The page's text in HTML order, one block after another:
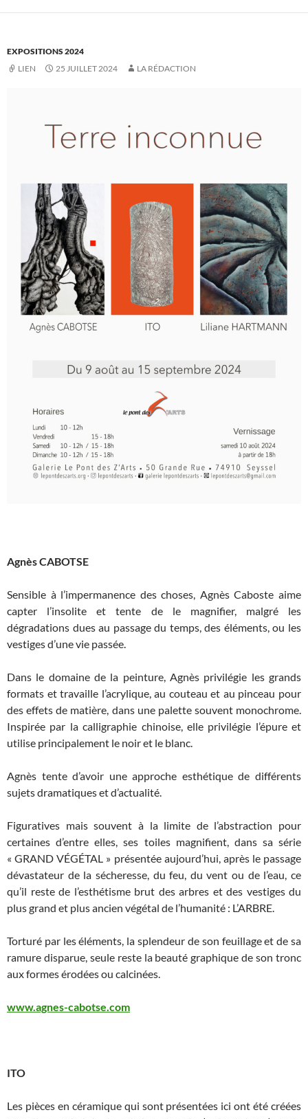
EXPOSITIONS 2024
LIEN
25 JUILLET 2024 LA RÉDACTION
Agnès CABOTSE
Sensible à l’impermanence des choses, Agnès Caboste aime
capter l’insolite et tente de le magnifier, malgré les
dégradations dues au passage du temps, des éléments, ou les
vestiges d’une vie passée.
Dans le domaine de la peinture, Agnès privilégie les grands
formats et travaille l’acrylique, au couteau et au pinceau pour
des effets de matière, dans une palette souvent monochrome.
Inspirée par la calligraphie chinoise, elle privilégie l’épure et
utilise principalement le noir et le blanc.
Agnès tente d’avoir une approche esthétique de différents
sujets dramatiques et d’actualité.
Figuratives mais souvent à la limite de l’abstraction pour
certaines d’entre elles, ses toiles magnifient, dans sa série
« GRAND VÉGÉTAL » présentée aujourd’hui, après le passage
dévastateur de la sécheresse, du feu, du vent ou de l’eau, ce
qu’il reste de l’esthétisme brut des arbres et des vestiges du
plus grand et plus ancien végétal de l’humanité : L’ARBRE.
Torturé par les éléments, la splendeur de son feuillage et de sa
ramure disparue, seule reste la beauté graphique de son tronc
aux formes érodées ou calcinées.
www.agnes-cabotse.com
ITO
Les pièces en céramique qui sont présentées ici ont été créées